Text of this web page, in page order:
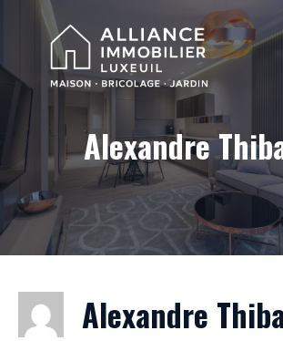
contenu
Alexandre
Alexandre